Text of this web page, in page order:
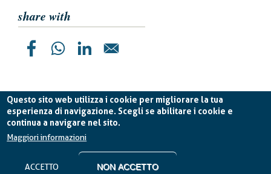
Questo sito web utilizza i cookie per migliorare la tua
esperienza di navigazione. Scegli se abilitare i cookie e
continua a navigare nel sito.
Maggiori informazioni
ACCETTO NON ACCETTO
share with
Planetek Italia s.r.l. P. IVA 04555490723 -
Cookie Policy-Privacy Policy